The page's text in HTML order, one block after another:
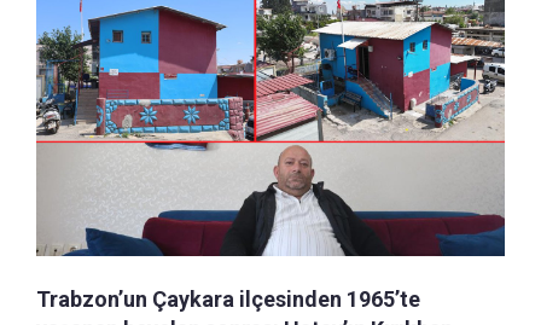
Trabzon’un Çaykara ilçesinden 1965’te